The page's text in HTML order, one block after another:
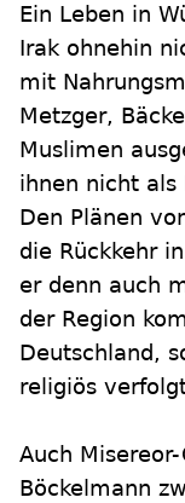
Ein Leben in
Irak ohnehin
mit
Metzger,
Muslimen
ihnen nicht
Den Plänen
die Rückkehr
er denn auch
der Region
Deutschland,
religiös
Auch
Böckelmann